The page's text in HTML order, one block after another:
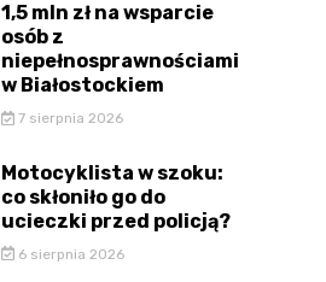
1,5 mln zł na wsparcie
osób z
niepełnosprawnościami
w Białostockiem
7 sierpnia 2026
Motocyklista w szoku:
co skłoniło go do
ucieczki przed policją?
6 sierpnia 2026